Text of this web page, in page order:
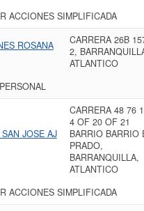
ACCIONES SIMPLIFICADA
ROSANA
CARRERA 26B
2,
ATLANTICO
JOSE AJ
CARRERA 48 76
4 OF 20 OF 21
BARRIO BARRIO
PRADO,
BARRANQUILLA,
ATLANTICO
ACCIONES SIMPLIFICADA